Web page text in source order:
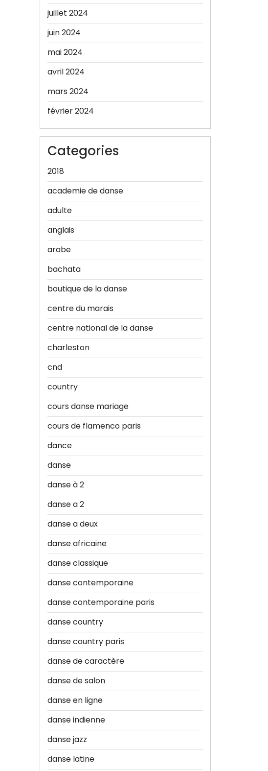
juillet 2024
juin 2024
mai 2024
avril 2024
mars 2024
février 2024
Categories
2018
academie de danse
adulte
anglais
arabe
bachata
boutique de la danse
centre du marais
centre national de la danse
charleston
cnd
country
cours danse mariage
cours de flamenco paris
dance
danse
danse à 2
danse a 2
danse a deux
danse africaine
danse classique
danse contemporaine
danse contemporaine paris
danse country
danse country paris
danse de caractère
danse de salon
danse en ligne
danse indienne
danse jazz
danse latine